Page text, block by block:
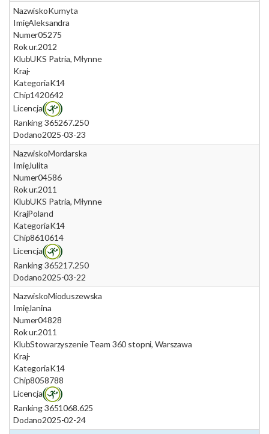
NazwiskoKurnyta
ImięAleksandra
Numer05275
Rok ur.2012
KlubUKS Patria, Młynne
Kraj-
KategoriaK14
Chip1420642
Licencja
Ranking 365267.250
Dodano2025-03-23
NazwiskoMordarska
ImięJulita
Numer04586
Rok ur.2011
KlubUKS Patria, Młynne
KrajPoland
KategoriaK14
Chip8610614
Licencja
Ranking 365217.250
Dodano2025-03-22
NazwiskoMioduszewska
ImięJanina
Numer04828
Rok ur.2011
KlubStowarzyszenie Team 360 stopni, Warszawa
Kraj-
KategoriaK14
Chip8058788
Licencja
Ranking 3651068.625
Dodano2025-02-24